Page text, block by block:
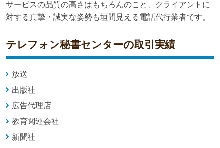
サービスの品質の高さはもちろんのこと、クライアントに
対する真摯・誠実な姿勢も垣間見える電話代行業者です。
テレフォン秘書センターの取引実績
放送
出版社
広告代理店
教育関連会社
新聞社